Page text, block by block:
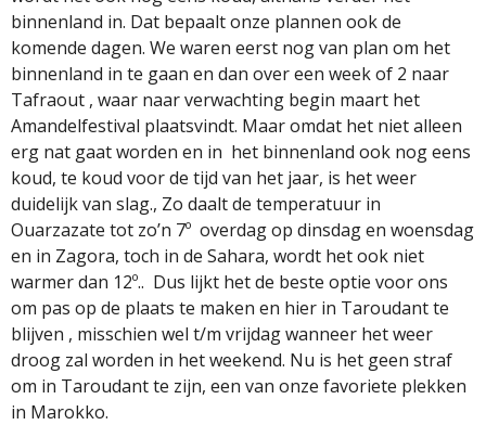
binnenland in. Dat bepaalt onze plannen ook de
komende dagen. We waren eerst nog van plan om het
binnenland in te gaan en dan over een week of 2 naar
Tafraout , waar naar verwachting begin maart het
Amandelfestival plaatsvindt. Maar omdat het niet alleen
erg nat gaat worden en in het binnenland ook nog eens
koud, te koud voor de tijd van het jaar, is het weer
duidelijk van slag., Zo daalt de temperatuur in
Ouarzazate tot zo’n 7º overdag op dinsdag en woensdag
en in Zagora, toch in de Sahara, wordt het ook niet
warmer dan 12º.. Dus lijkt het de beste optie voor ons
om pas op de plaats te maken en hier in Taroudant te
blijven , misschien wel t/m vrijdag wanneer het weer
droog zal worden in het weekend. Nu is het geen straf
om in Taroudant te zijn, een van onze favoriete plekken
in Marokko.